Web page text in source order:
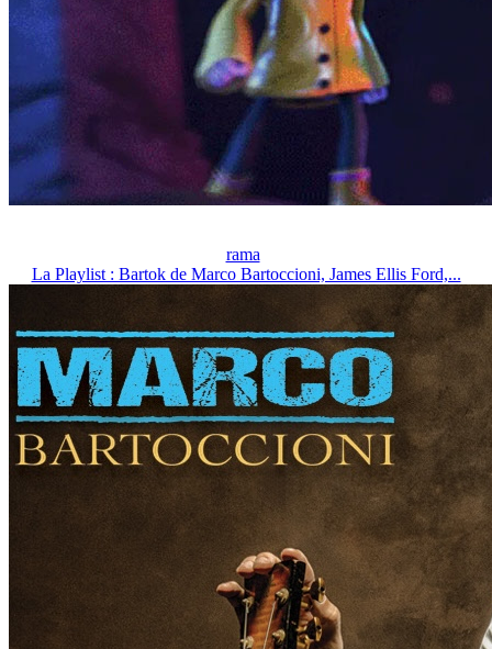
rama
La Playlist : Bartok de Marco Bartoccioni, James Ellis Ford,...